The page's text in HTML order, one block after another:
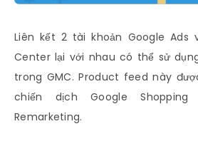
Liên kết 2 tài khoản Google Ads
Center lại với nhau có thể sử
trong GMC. Product feed này
chiến dịch Google
Remarketing.